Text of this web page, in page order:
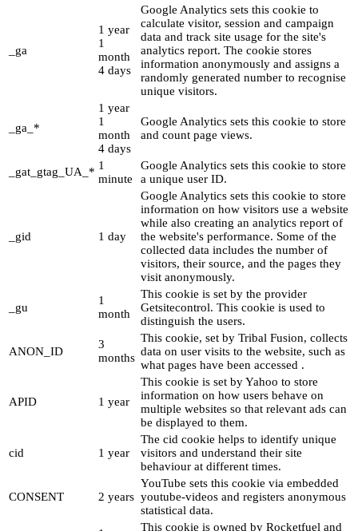
_ga
1 year
1
month
4 days
Google Analytics sets this cookie to
calculate visitor, session and campaign
data and track site usage for the site's
analytics report. The cookie stores
information anonymously and assigns a
randomly generated number to recognise
unique visitors.
_ga_*
1 year
1
month
4 days
Google Analytics sets this cookie to store
and count page views.
_gat_gtag_UA_* 1
minute
Google Analytics sets this cookie to store
a unique user ID.
_gid 1 day
Google Analytics sets this cookie to store
information on how visitors use a website
while also creating an analytics report of
the website's performance. Some of the
collected data includes the number of
visitors, their source, and the pages they
visit anonymously.
_gu
1
month
This cookie is set by the provider
Getsitecontrol. This cookie is used to
distinguish the users.
ANON_ID
3
months
This cookie, set by Tribal Fusion, collects
data on user visits to the website, such as
what pages have been accessed .
APID 1 year
This cookie is set by Yahoo to store
information on how users behave on
multiple websites so that relevant ads can
be displayed to them.
cid 1 year
The cid cookie helps to identify unique
visitors and understand their site
behaviour at different times.
CONSENT 2 years
YouTube sets this cookie via embedded
youtube-videos and registers anonymous
statistical data.
This cookie is owned by Rocketfuel and